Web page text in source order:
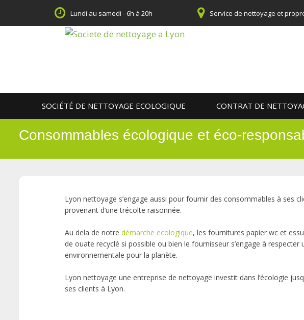
Lundi au samedi - 6h à 20h Service de nettoyage et
SOCIÉTÉ DE NETTOYAGE ECOLOGIQUE CONTRAT DE
Consommables écologique et éco-
Lyon nettoyage s’engage aussi pour fournir des consommables à ses
provenant d’une trécolte raisonnée.
Au dela de notre démarche ecologique, les fournitures papier wc et
de ouate recyclé si possible ou bien le fournisseur s’engage à respecter
environnementale pour la planète.
Lyon nettoyage une entreprise de nettoyage investit dans l’écologie
ses clients à Lyon.